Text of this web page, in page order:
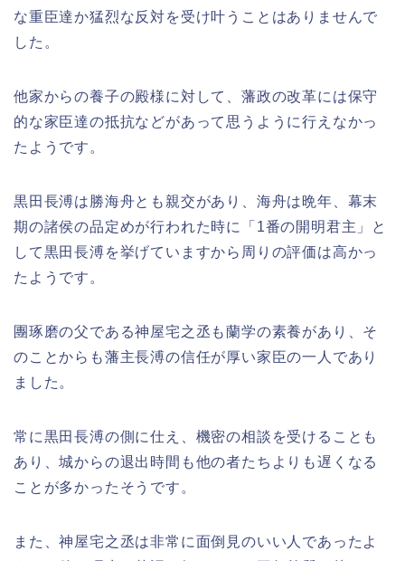
な重臣達か猛烈な反対を受け叶うことはありませんで
した。
他家からの養子の殿様に対して、藩政の改革には保守
的な家臣達の抵抗などがあって思うように行えなかっ
たようです。
黒田長溥は勝海舟とも親交があり、海舟は晩年、幕末
期の諸侯の品定めが行われた時に「1番の開明君主」と
して黒田長溥を挙げていますから周りの評価は高かっ
たようです。
團琢磨の父である神屋宅之丞も蘭学の素養があり、そ
のことからも藩主長溥の信任が厚い家臣の一人であり
ました。
常に黒田長溥の側に仕え、機密の相談を受けることも
あり、城からの退出時間も他の者たちよりも遅くなる
ことが多かったそうです。
また、神屋宅之丞は非常に面倒見のいい人であったよ